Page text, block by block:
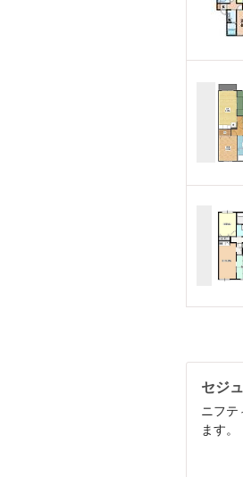
セジ
ニフテ
ます。